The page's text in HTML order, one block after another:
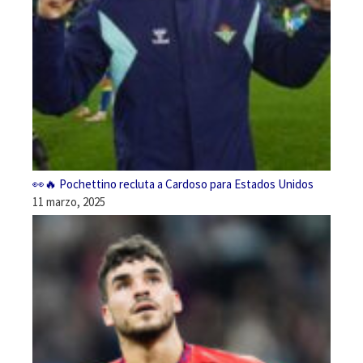
👀🔥 Pochettino recluta a Cardoso para Estados Unidos
11 marzo, 2025